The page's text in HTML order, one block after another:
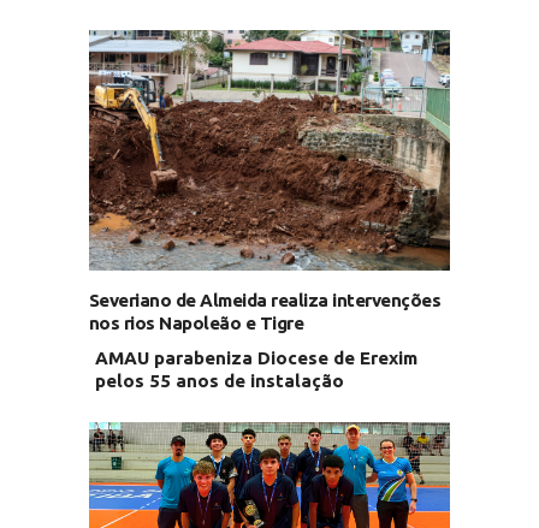
Severiano de Almeida realiza intervenções
nos rios Napoleão e Tigre
AMAU parabeniza Diocese de Erexim
pelos 55 anos de instalação